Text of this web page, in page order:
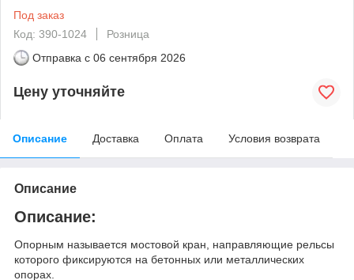
Под заказ
Код: 390-1024
Розница
Отправка с 06 сентября 2026
Цену уточняйте
Описание Доставка Оплата Условия возврата
Описание
Описание:
Опорным называется мостовой кран, направляющие рельсы
которого фиксируются на бетонных или металлических
опорах.